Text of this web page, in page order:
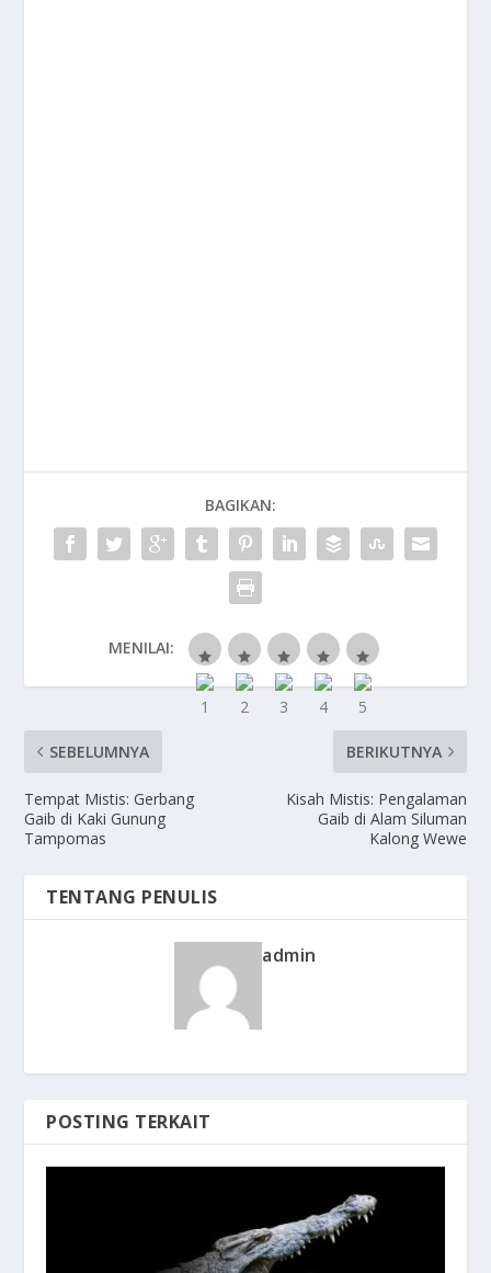
BAGIKAN:
MENILAI:
SEBELUMNYA
Tempat Mistis: Gerbang
Gaib di Kaki Gunung
Tampomas
BERIKUTNYA
Kisah Mistis: Pengalaman
Gaib di Alam Siluman
Kalong Wewe
TENTANG PENULIS
admin
POSTING TERKAIT